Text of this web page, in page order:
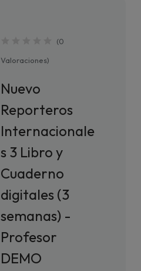
(0
Valoraciones)
Nuevo
Reporteros
Internacionale
s 3 Libro y
Cuaderno
digitales (3
semanas) -
Profesor
DEMO